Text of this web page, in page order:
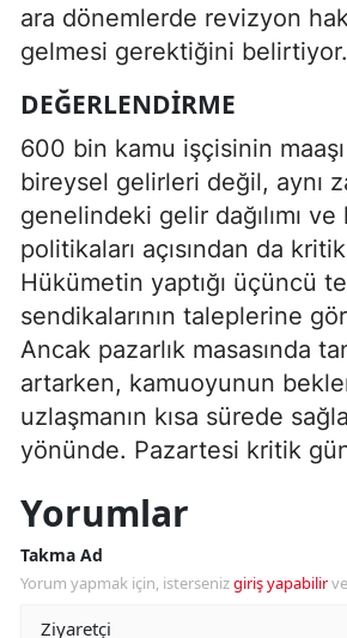
ara dönemlerde revizyon
gelmesi gerektiğini belirtiyor.
DEĞERLENDIRME
600 bin kamu işçisinin maaşı
bireysel gelirleri değil, aynı
genelindeki gelir dağılımı
politikaları açısından da
Hükümetin yaptığı üçüncü
sendikalarının taleplerine
Ancak pazarlık masasında
artarken, kamuoyunun
uzlaşmanın kısa sürede
yönünde. Pazartesi kritik
Yorumlar
Takma Ad
Yorum yapmak için, istersenizgiriş yapabilir